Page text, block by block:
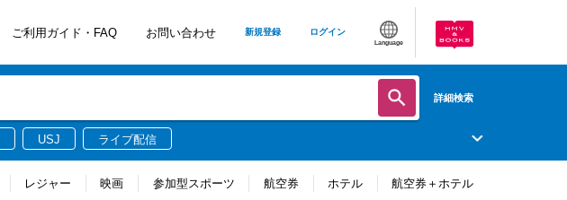
ご利用ガイド・FAQ お問い合わせ 新規登録 ログイン
Language
詳細検索
USJ ライブ配信
レジャー 映画 参加型スポーツ 航空券 ホテル 航空券＋ホテル